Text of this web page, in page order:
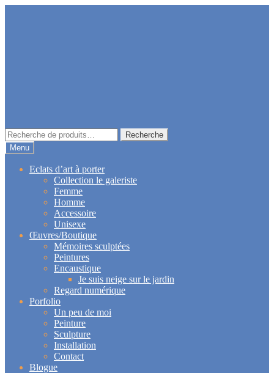
Recherche
pour :
Recherche
Menu
Eclats d’art à porter
Collection le galeriste
Femme
Homme
Accessoire
Unisexe
Œuvres/Boutique
Mémoires sculptées
Peintures
Encaustique
Je suis neige sur le jardin
Regard numérique
Porfolio
Un peu de moi
Peinture
Sculpture
Installation
Contact
Blogue